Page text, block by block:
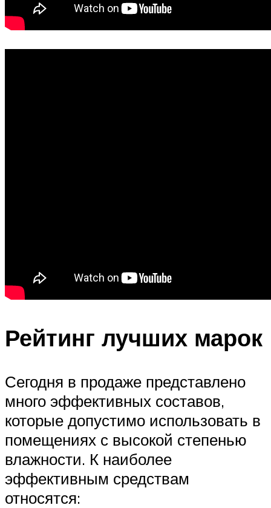
Рейтинг лучших марок
Сегодня в продаже представлено
много эффективных составов,
которые допустимо использовать в
помещениях с высокой степенью
влажности. К наиболее
эффективным средствам
относятся: